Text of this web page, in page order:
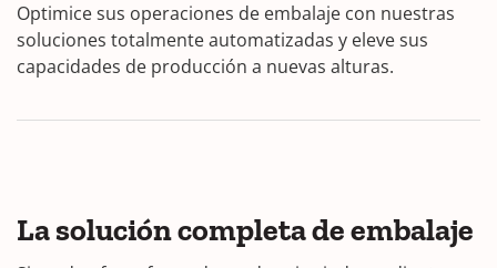
Optimice sus operaciones de embalaje con nuestras
soluciones totalmente automatizadas y eleve sus
capacidades de producción a nuevas alturas.
La solución completa de embalaje